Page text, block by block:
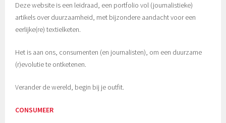
Deze website is een leidraad, een portfolio vol (journalistieke)
artikels over duurzaamheid, met bijzondere aandacht voor een
eerlijke(re) textielketen.
Het is aan ons, consumenten (en journalisten), om een duurzame
(r)evolutie te ontketenen.
Verander de wereld, begin bij je outfit.
CONSUMEER